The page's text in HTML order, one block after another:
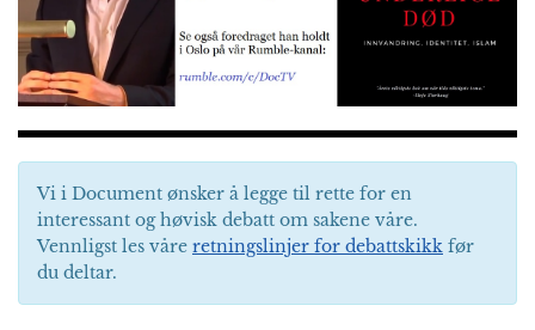
Vi i Document ønsker å legge til rette for en
interessant og høvisk debatt om sakene våre.
Vennligst les våre retningslinjer for debattskikk før
du deltar.